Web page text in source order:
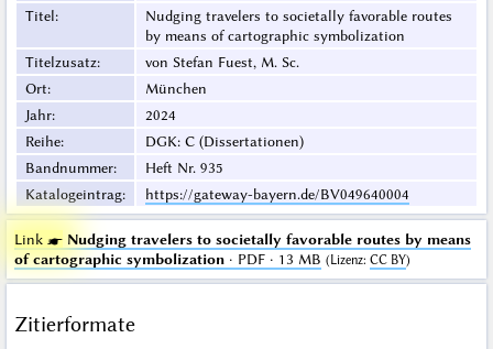
Titel:
Nudging travelers to societally favorable routes
by means of cartographic symbolization
Titelzusatz:
von Stefan Fuest, M. Sc.
Ort:
München
Jahr:
2024
Reihe:
DGK: C (Dissertationen)
Bandnummer:
Heft Nr. 935
Katalogeintrag: https://gateway-bayern.de/BV049640004
Link ☛ Nudging travelers to societally favorable routes by means
of cartographic symbolization· PDF · 13 MB (Lizenz: CC BY)
Zitierformate